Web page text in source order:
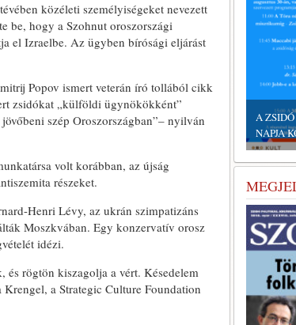
közéleti személyiségeket nevezett
be, hogy a Szohnut oroszországi
el Izraelbe. Az ügyben bírósági eljárást
Popov ismert veterán író tollából cikk
zsidókat „külföldi ügynökökként”
szép Oroszországban”– nyilván
volt korábban, az újság
részeket.
Henri Lévy, az ukrán szimpatizáns
Moszkvában. Egy konzervatív orosz
idézi.
és rögtön kiszagolja a vért. Késedelem
a Strategic Culture Foundation
A ZSIDÓ KULTÚRA EURÓPAI
NAPJA KOMÁROMBAN